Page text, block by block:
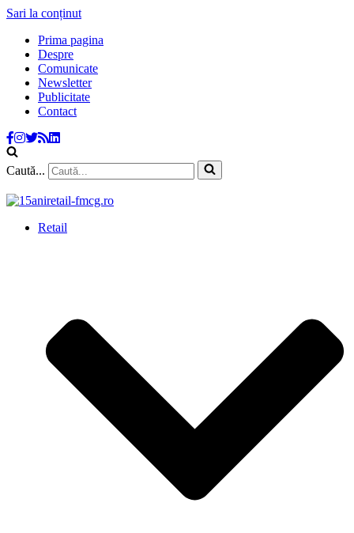
Sari la conținut
Prima pagina
Despre
Comunicate
Newsletter
Publicitate
Contact
Caută...
Retail